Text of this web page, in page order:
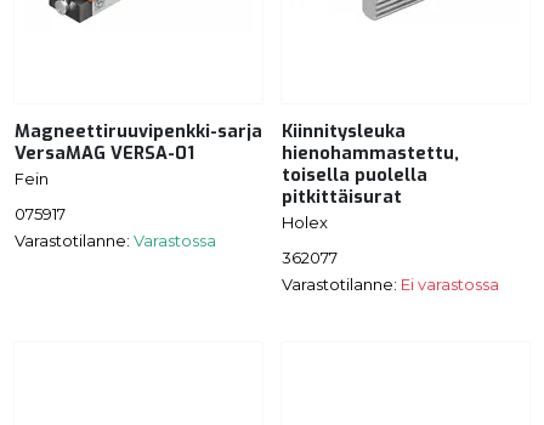
Magneettiruuvipenkki-sarja
VersaMAG VERSA-01
Fein
075917
Varastotilanne: Varastossa
Kiinnitysleuka
hienohammastettu,
toisella puolella
pitkittäisurat
Holex
362077
Varastotilanne: Ei varastossa